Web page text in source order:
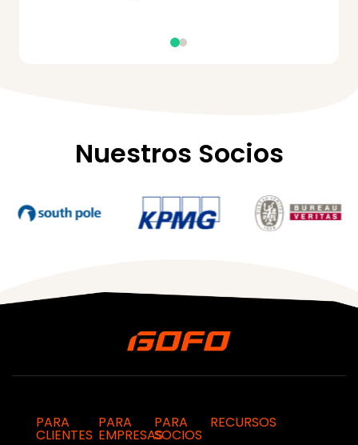
Nuestros Socios
PARA
CLIENTES
PARA
EMPRESAS
PARA
SOCIOS
RECURSOS